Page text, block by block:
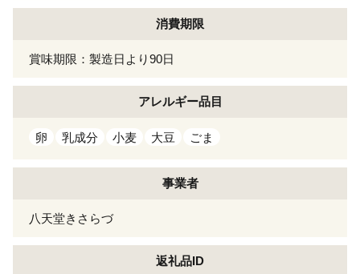
消費期限
賞味期限：製造日より90日
アレルギー品目
卵 乳成分 小麦 大豆 ごま
事業者
八天堂きさらづ
返礼品ID